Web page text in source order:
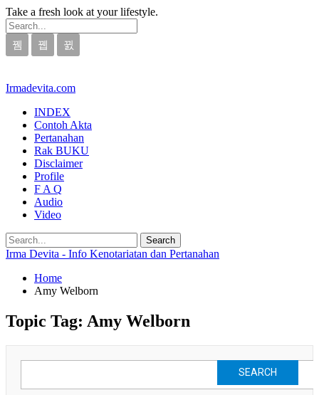
Take a fresh look at your lifestyle.
Irmadevita.com
INDEX
Contoh Akta
Pertanahan
Rak BUKU
Disclaimer
Profile
F A Q
Audio
Video
Irma Devita - Info Kenotariatan dan Pertanahan
Home
Amy Welborn
Topic Tag: Amy Welborn